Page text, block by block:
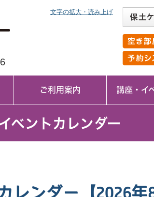
文字の拡大・読み上げ
保土
横浜
横浜
横浜
横浜
桜ケ
上菅
川島
瀬戸
帷子
くぬ
上菅
＜閉
峯小
ご利用案内 講座・イ
ベントカレンダー